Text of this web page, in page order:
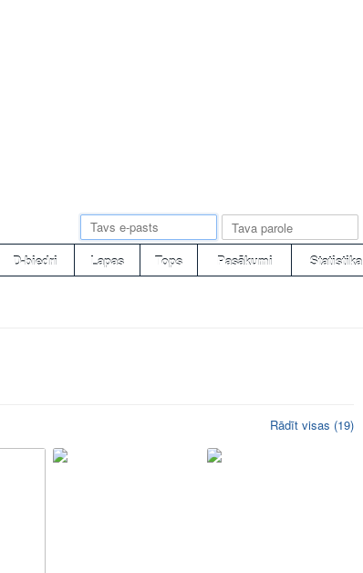
D-biedri Lapas Tops Pasākumi Statistika
Rādīt visas (19)